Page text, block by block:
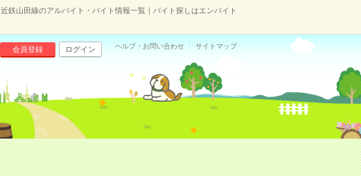
近鉄山田線のアルバイト・バイト情報一覧｜バイト探しはエンバイト
会員登録 ログイン ヘルプ・お問い合わせ サイトマップ